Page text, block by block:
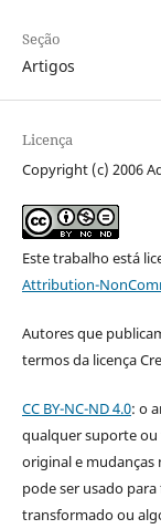
Seção
Artigos
Licença
Copyright (c) 2006
Este trabalho está
Attribution-
Autores que
termos da licença
CC BY-NC-ND 4.0: o
qualquer suporte
original e
pode ser usado
transformado ou